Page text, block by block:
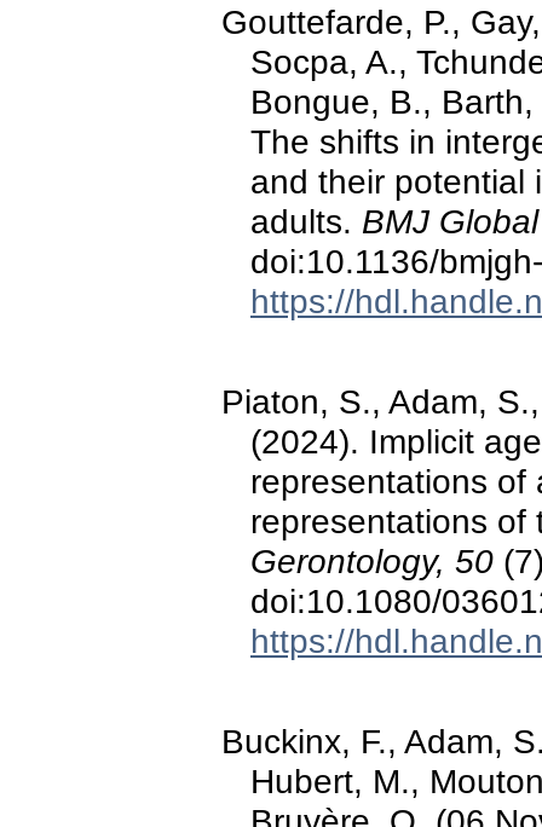
Gouttefarde, P.,
Socpa, A.,
Bongue, B.,
The shifts in
and their potential
adults. BMJ
doi:10.1136/
https://
Piaton, S., Adam,
(2024). Implicit
representations of
representations
Gerontology, 50
doi:10.1080/
https://
Buckinx, F., Adam,
Hubert, M.,